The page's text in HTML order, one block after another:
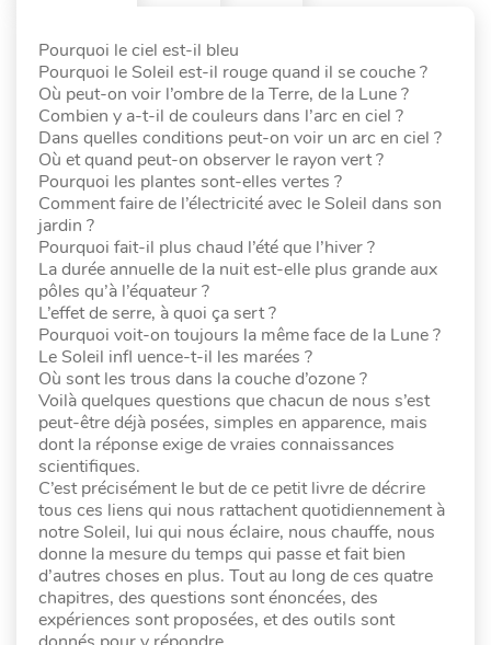
Pourquoi le ciel est-il bleu
Pourquoi le Soleil est-il rouge quand il se couche ?
Où peut-on voir l’ombre de la Terre, de la Lune ?
Combien y a-t-il de couleurs dans l’arc en ciel ?
Dans quelles conditions peut-on voir un arc en ciel ?
Où et quand peut-on observer le rayon vert ?
Pourquoi les plantes sont-elles vertes ?
Comment faire de l’électricité avec le Soleil dans son
jardin ?
Pourquoi fait-il plus chaud l’été que l’hiver ?
La durée annuelle de la nuit est-elle plus grande aux
pôles qu’à l’équateur ?
L’effet de serre, à quoi ça sert ?
Pourquoi voit-on toujours la même face de la Lune ?
Le Soleil infl uence-t-il les marées ?
Où sont les trous dans la couche d’ozone ?
Voilà quelques questions que chacun de nous s’est
peut-être déjà posées, simples en apparence, mais
dont la réponse exige de vraies connaissances
scientifiques.
C’est précisément le but de ce petit livre de décrire
tous ces liens qui nous rattachent quotidiennement à
notre Soleil, lui qui nous éclaire, nous chauffe, nous
donne la mesure du temps qui passe et fait bien
d’autres choses en plus. Tout au long de ces quatre
chapitres, des questions sont énoncées, des
expériences sont proposées, et des outils sont